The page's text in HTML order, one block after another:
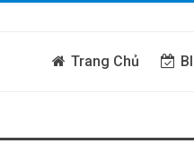
Trang Chủ